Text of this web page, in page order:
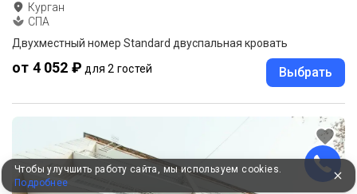
Курган
СПА
Двухместный номер Standard двуспальная кровать
от 4 052 ₽ для 2 гостей Выбрать
Чтобы улучшить работу сайта, мы используем cookies.
Подробнее